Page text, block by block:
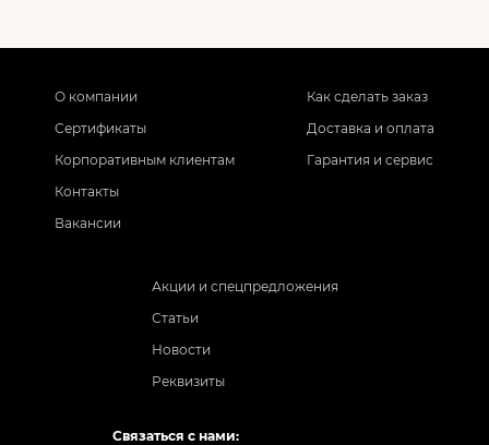
О компании
Сертификаты
Корпоративным клиентам
Контакты
Вакансии
Как сделать заказ
Доставка и оплата
Гарантия и сервис
Акции и спецпредложения
Статьи
Новости
Реквизиты
Связаться с нами: